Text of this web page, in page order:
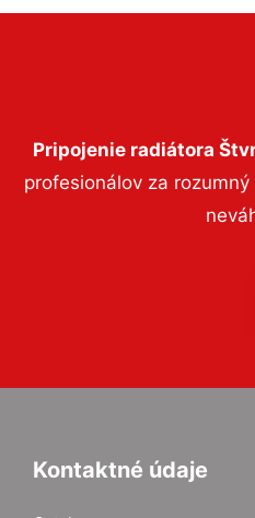
Pripojenie radiátora
profesionálov za
Kontaktné údaje